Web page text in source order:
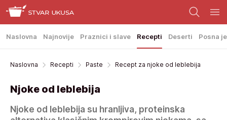
Naslovna Najnovije Praznici i slave Recepti Deserti Posna
Naslovna Recepti Paste Recept za njoke od leblebija
Njoke od leblebija
Njoke od leblebija su hranljiva, proteinska